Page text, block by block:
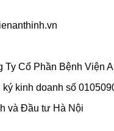
Ty Cổ Phần Bệnh Viện
ký kinh doanh số
và Đầu tư Hà Nội